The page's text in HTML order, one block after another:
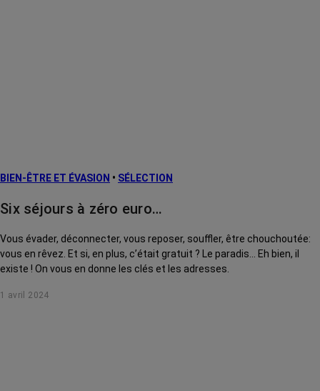
BIEN-ÊTRE ET ÉVASION • SÉLECTION
Six séjours à zéro euro…
Vous évader, déconnecter, vous reposer, souffler, être chouchoutée:
vous en rêvez. Et si, en plus, c’était gratuit ? Le paradis... Eh bien, il
existe ! On vous en donne les clés et les adresses.
1 avril 2024